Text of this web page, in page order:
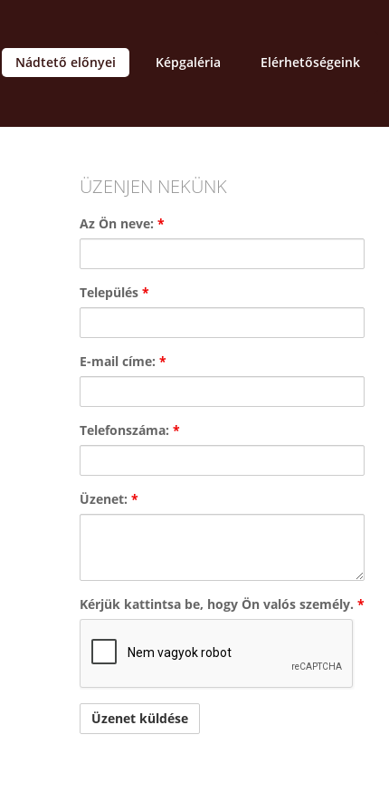
Nádtető előnyei Képgaléria Elérhetőségeink
ÜZENJEN NEKÜNK
Az Ön neve: *
Település *
E-mail címe: *
Telefonszáma: *
Üzenet: *
Kérjük kattintsa be, hogy Ön valós személy. *